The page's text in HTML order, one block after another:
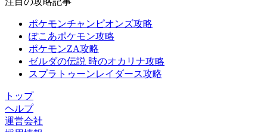
ポケモンチャンピオンズ攻略
ぽこあポケモン攻略
ポケモンZA攻略
ゼルダの伝説 時のオカリナ攻略
スプラトゥーンレイダース攻略
トップ
ヘルプ
運営会社